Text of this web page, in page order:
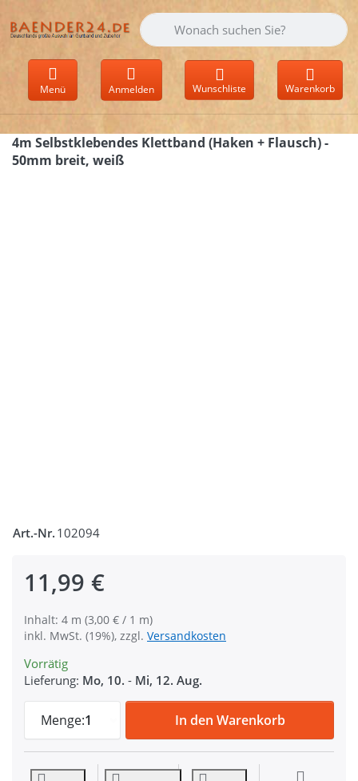
Geben Sie einen Suchbegriff ein.
Menü Anmelden Wunschliste Warenkorb
4m Selbstklebendes Klettband (Haken + Flausch) -
50mm breit, weiß
Art.-Nr. 102094
11,99 €
Inhalt: 4 m (3,00 € / 1 m)
inkl. MwSt. (19%), zzgl. Versandkosten
Vorrätig
Lieferung: Mo, 10. - Mi, 12. Aug.
Menge:1
4m Selbstklebendes Klettband (Haken +
In den Warenkorb